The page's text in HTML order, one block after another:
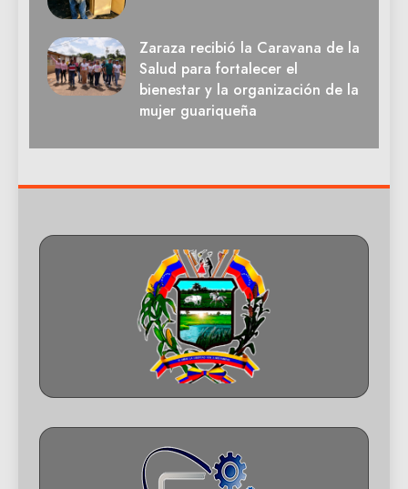
Zaraza recibió la Caravana de la
Salud para fortalecer el
bienestar y la organización de la
mujer guariqueña